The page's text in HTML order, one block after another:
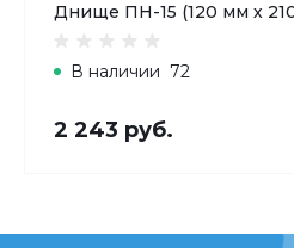
Днище ПН-15 (120 мм х
В наличии 72
2 243 руб.